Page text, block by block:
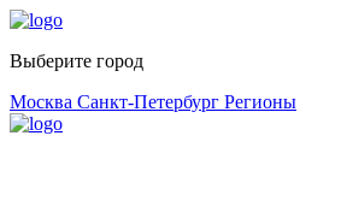
Выберите город
Москва Санкт-Петербург Регионы